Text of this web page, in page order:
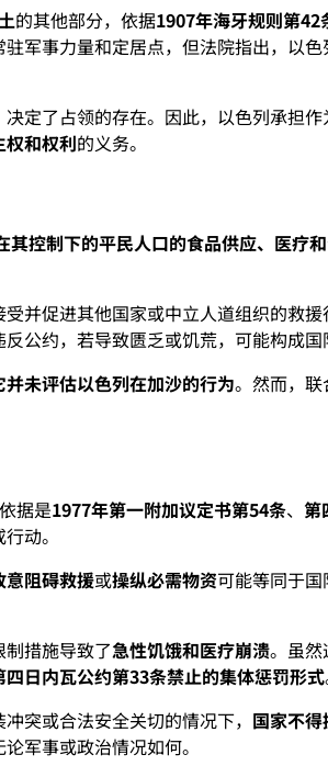
的其他部分，依据1907年海牙规则第42
军事力量和定居点，但法院指出，以
决定了占领的存在。因此，以色列承担
和权利的义务。
其控制下的平民人口的食品供应、医疗
并促进其他国家或中立人道组织的救援
反公约，若导致匮乏或饥荒，可能构成
并未评估以色列在加沙的行为。然而，
据是1977年第一附加议定书第54条、 第
动。
意阻碍救援或操纵必需物资可能等同于
制措施导致了急性饥饿和医疗崩溃。虽然
四日内瓦公约第33条禁止的集体惩罚形式
突或合法安全关切的情况下， 国家不
论军事或政治情况如何。